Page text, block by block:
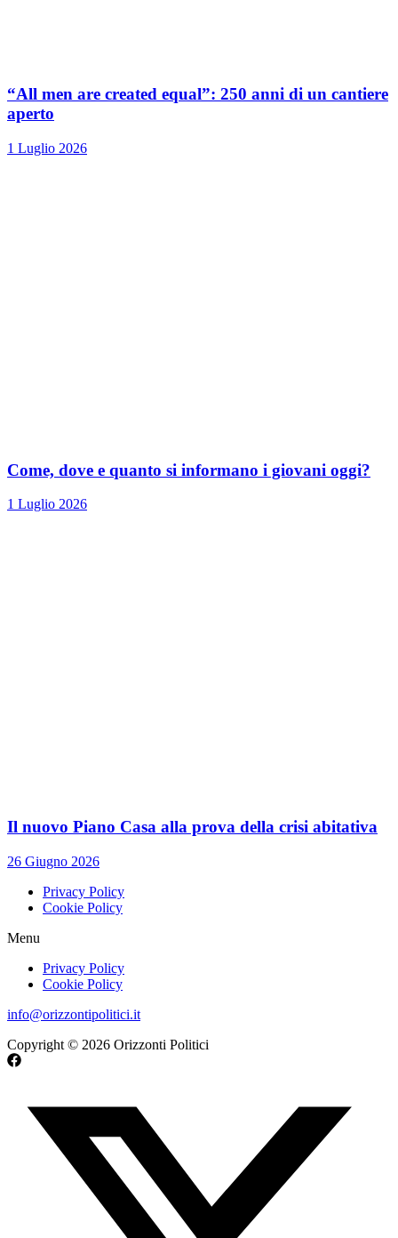
“All men are created equal”: 250 anni di un cantiere
aperto
1 Luglio 2026
Come, dove e quanto si informano i giovani oggi?
1 Luglio 2026
Il nuovo Piano Casa alla prova della crisi abitativa
26 Giugno 2026
Privacy Policy
Cookie Policy
Menu
Privacy Policy
Cookie Policy
info@orizzontipolitici.it
Copyright © 2026 Orizzonti Politici